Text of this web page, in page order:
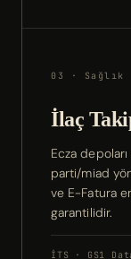
03 · Sağlık
İlaç
Ecza
parti/miad
ve E-Fatura
garantilidir.
İTS · GS1